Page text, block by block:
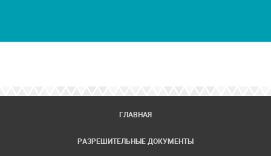
ГЛАВНАЯ
РАЗРЕШИТЕЛЬНЫЕ ДОКУМЕНТЫ